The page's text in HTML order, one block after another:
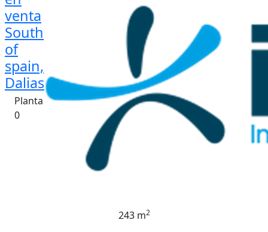
venta
South
of
spain,
Dalias
Planta
0
243 m2